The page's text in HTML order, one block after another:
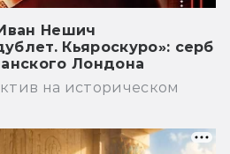
Нешич
Кьяроскуро»: серб
Лондона
на историческом